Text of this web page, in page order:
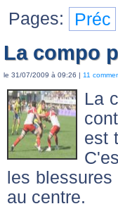
Pages: Préc
La compo
le 31/07/2009 à 09:26 | 11
La
est
les
au centre.